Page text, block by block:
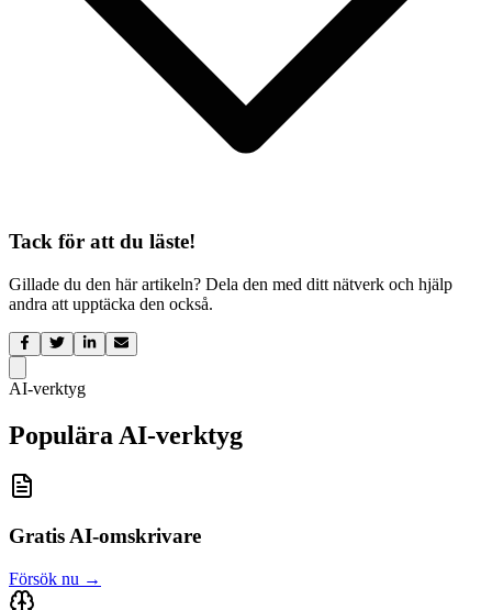
Tack för att du läste!
Gillade du den här artikeln? Dela den med ditt nätverk och hjälp
andra att upptäcka den också.
AI-verktyg
Populära AI-verktyg
Gratis AI-omskrivare
Försök nu →